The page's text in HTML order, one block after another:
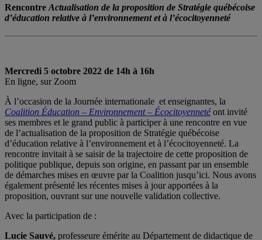
Rencontre Actualisation de la proposition de Stratégie québécoise
d’éducation relative à l’environnement et à l’écocitoyenneté
Mercredi 5 octobre 2022 de 14h à 16h
En ligne, sur Zoom
À l’occasion de la Journée internationale et enseignantes, la
Coalition Éducation – Environnement – Écocitoyennetéont invité
ses membres et le grand public à participer à une rencontre en vue
de l’actualisation de la proposition de Stratégie québécoise
d’éducation relative à l’environnement et à l’écocitoyenneté. La
rencontre invitait à se saisir de la trajectoire de cette proposition de
politique publique, depuis son origine, en passant par un ensemble
de démarches mises en œuvre par la Coalition jusqu’ici. Nous avons
également présenté les récentes mises à jour apportées à la
proposition, ouvrant sur une nouvelle validation collective.
Avec la participation de :
Lucie Sauvé, professeure émérite au Département de didactique de